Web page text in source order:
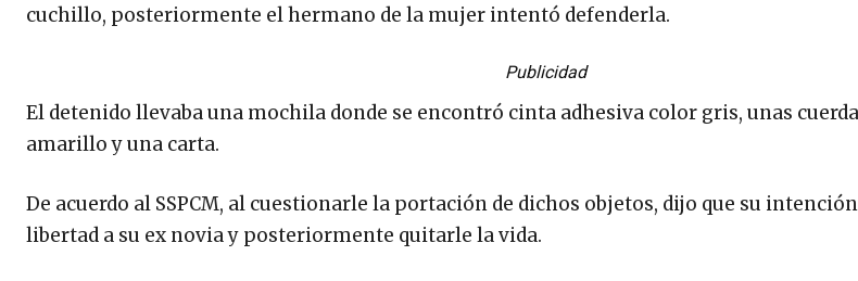
cuchillo, posteriormente el hermano de la mujer intentó defenderla.
Publicidad
El detenido llevaba una mochila donde se encontró cinta adhesiva color gris, unas
amarillo y una carta.
De acuerdo al SSPCM, al cuestionarle la portación de dichos objetos, dijo que su
libertad a su ex novia y posteriormente quitarle la vida.